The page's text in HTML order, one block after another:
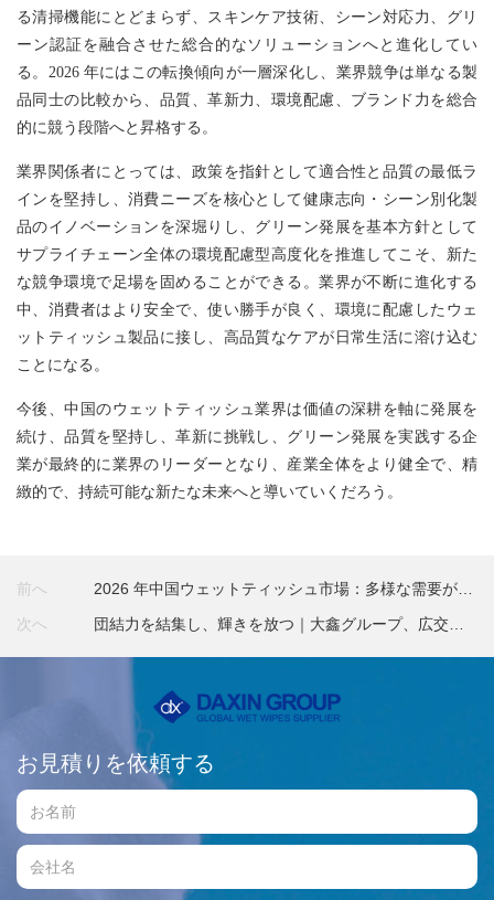
る清掃機能にとどまらず、スキンケア技術、シーン対応力、グリ
ーン認証を融合させた総合的なソリューションへと進化してい
る。2026 年にはこの転換傾向が一層深化し、業界競争は単なる製
品同士の比較から、品質、革新力、環境配慮、ブランド力を総合
的に競う段階へと昇格する。
業界関係者にとっては、政策を指針として適合性と品質の最低ラ
インを堅持し、消費ニーズを核心として健康志向・シーン別化製
品のイノベーションを深堀りし、グリーン発展を基本方針として
サプライチェーン全体の環境配慮型高度化を推進してこそ、新た
な競争環境で足場を固めることができる。業界が不断に進化する
中、消費者はより安全で、使い勝手が良く、環境に配慮したウェ
ットティッシュ製品に接し、高品質なケアが日常生活に溶け込む
ことになる。
今後、中国のウェットティッシュ業界は価値の深耕を軸に発展を
続け、品質を堅持し、革新に挑戦し、グリーン発展を実践する企
業が最終的に業界のリーダーとなり、産業全体をより健全で、精
緻的で、持続可能な新たな未来へと導いていくだろう。
前へ
2026 年中国ウェットティッシュ市場：多様な需要が牽
次へ
団結力を結集し、輝きを放つ｜大鑫グループ、広交会
お見積りを依頼する